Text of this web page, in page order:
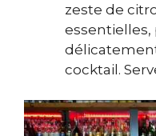
zeste de
essentielles,
cocktail.